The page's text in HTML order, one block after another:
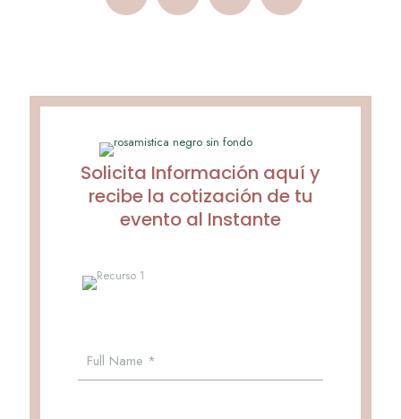
Solicita Información aquí y
recibe la cotización de tu
evento al Instante